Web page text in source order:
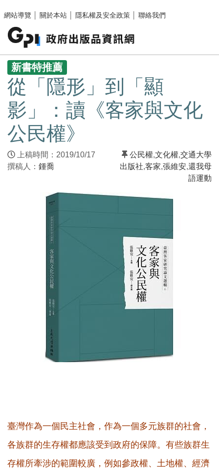
網站導覽
關於本站 隱私權及安全政策 聯絡我們
:::
新書特推薦
從「隱形」到「顯
影」：讀《客家與文化
公民權》
上稿時間：2019/10/17
撰稿人： 鍾喬
公民權,文化權,交通大學
出版社,客家,張維安,還我母
語運動
臺灣作為一個民主社會，作為一個多元族群的社會，
各族群的生存權都應該受到政府的保障。有些族群生
存權所牽涉的範圍較廣，例如參政權、土地權、經濟